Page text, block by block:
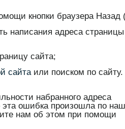
кнопки браузера Назад
написания адреса страницы
сайта;
сайтаили поиском по сайту.
набранного адреса
эта ошибка произошла по
нам об этом при помощи